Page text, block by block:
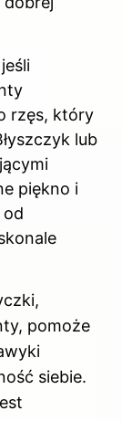
rzęs, który
lub
piękno i
od
pomoże
siebie.